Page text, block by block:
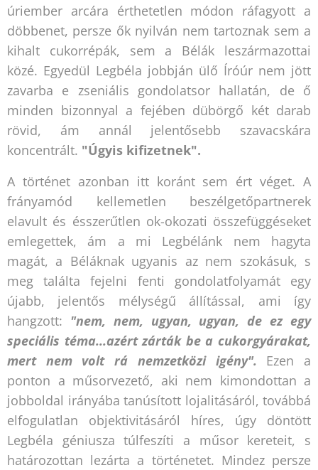
úriember arcára érthetetlen módon ráfagyott a
döbbenet, persze ők nyilván nem tartoznak sem a
kihalt cukorrépák, sem a Bélák leszármazottai
közé. Egyedül Legbéla jobbján ülő Íróúr nem jött
zavarba e zseniális gondolatsor hallatán, de ő
minden bizonnyal a fejében dübörgő két darab
rövid, ám annál jelentősebb szavacskára
koncentrált. "Úgyis kifizetnek".
A történet azonban itt koránt sem ért véget. A
frányamód kellemetlen beszélgetőpartnerek
elavult és ésszerűtlen ok-okozati összefüggéseket
emlegettek, ám a mi Legbélánk nem hagyta
magát, a Béláknak ugyanis az nem szokásuk, s
meg találta fejelni fenti gondolatfolyamát egy
újabb, jelentős mélységű állítással, ami így
hangzott: "nem, nem, ugyan, ugyan, de ez egy
speciális téma...azért zárták be a cukorgyárakat,
mert nem volt rá nemzetközi igény". Ezen a
ponton a műsorvezető, aki nem kimondottan a
jobboldal irányába tanúsított lojalitásáról, továbbá
elfogulatlan objektivitásáról híres, úgy döntött
Legbéla géniusza túlfeszíti a műsor kereteit, s
határozottan lezárta a történetet. Mindez persze